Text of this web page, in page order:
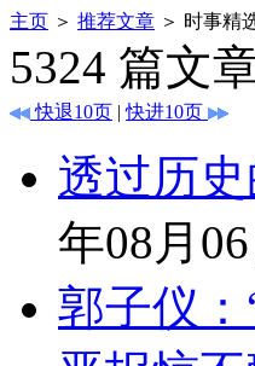
主页 ＞ 推荐文章 ＞ 时事精
5324 篇文
快退10页 |快进10页
透过历
年08月06
郭子仪